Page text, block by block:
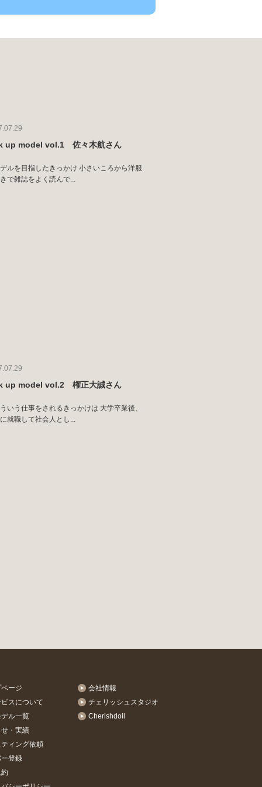
up model vol.1 佐々木航さん
ルを目指したきっかけ 小さいころから洋服
で雑誌をよく読んで...
up model vol.2 権正大誠さん
いう仕事をされるきっかけは 大学卒業後、
就職して社会人とし...
ージ
スについて
ル一覧
・実績
ィング依頼
登録
会社情報
チェリッシュスタジオ
Cherishdoll